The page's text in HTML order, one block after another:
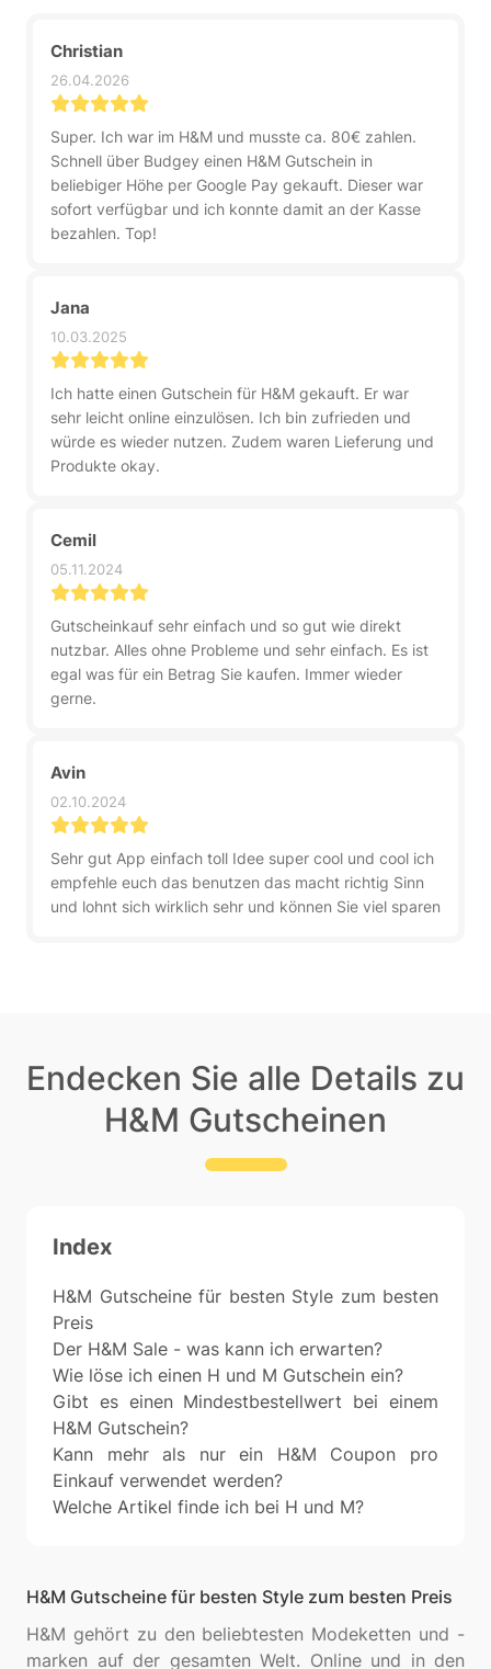
Christian
26.04.2026
Super. Ich war im H&M und musste ca. 80€ zahlen.
Schnell über Budgey einen H&M Gutschein in
beliebiger Höhe per Google Pay gekauft. Dieser war
sofort verfügbar und ich konnte damit an der Kasse
bezahlen. Top!
Jana
10.03.2025
Ich hatte einen Gutschein für H&M gekauft. Er war
sehr leicht online einzulösen. Ich bin zufrieden und
würde es wieder nutzen. Zudem waren Lieferung und
Produkte okay.
Cemil
05.11.2024
Gutscheinkauf sehr einfach und so gut wie direkt
nutzbar. Alles ohne Probleme und sehr einfach. Es ist
egal was für ein Betrag Sie kaufen. Immer wieder
gerne.
Avin
02.10.2024
Sehr gut App einfach toll Idee super cool und cool ich
empfehle euch das benutzen das macht richtig Sinn
und lohnt sich wirklich sehr und können Sie viel sparen
Endecken Sie alle Details zu
H&M Gutscheinen
Index
H&M Gutscheine für besten Style zum besten
Preis
Der H&M Sale - was kann ich erwarten?
Wie löse ich einen H und M Gutschein ein?
Gibt es einen Mindestbestellwert bei einem
H&M Gutschein?
Kann mehr als nur ein H&M Coupon pro
Einkauf verwendet werden?
Welche Artikel finde ich bei H und M?
H&M Gutscheine für besten Style zum besten Preis
H&M gehört zu den beliebtesten Modeketten und -
marken auf der gesamten Welt. Online und in den